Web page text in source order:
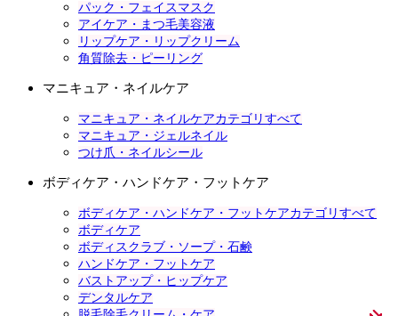
パック・フェイスマスク
アイケア・まつ毛美容液
リップケア・リップクリーム
角質除去・ピーリング
マニキュア・ネイルケア
マニキュア・ネイルケアカテゴリすべて
マニキュア・ジェルネイル
つけ爪・ネイルシール
ボディケア・ハンドケア・フットケア
ボディケア・ハンドケア・フットケアカテゴリすべて
ボディケア
ボディスクラブ・ソープ・石鹸
ハンドケア・フットケア
バストアップ・ヒップケア
デンタルケア